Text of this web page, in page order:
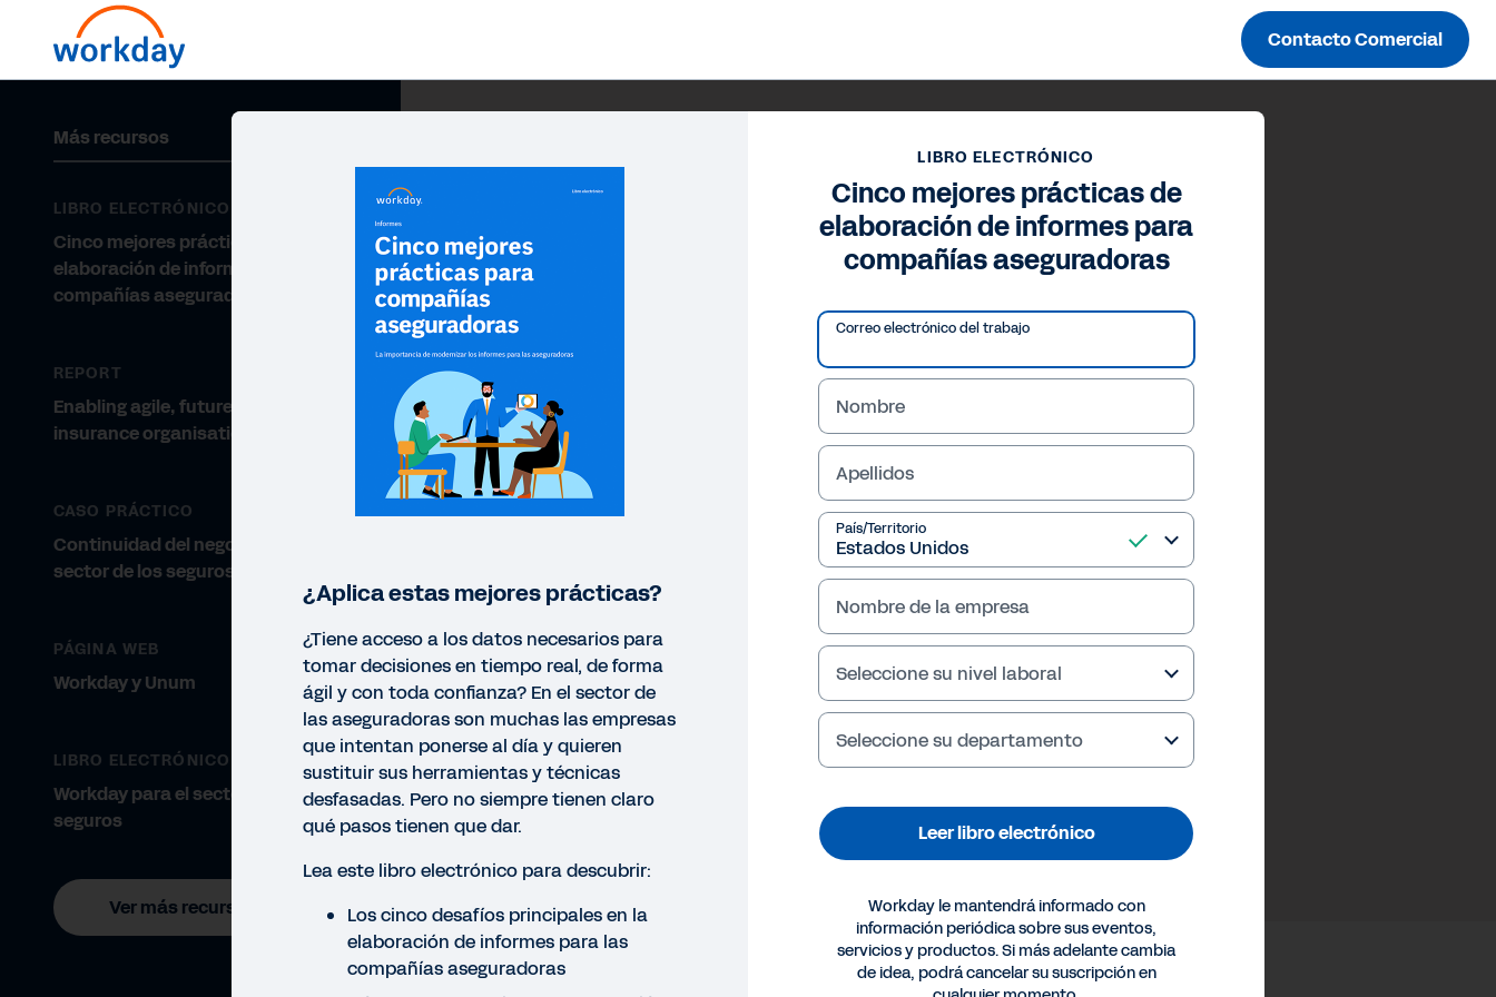
Contacto Comercial
LIBRO ELECTRÓNICO
Más recursos
LIBRO ELECTRÓNICO
Cinco mejores prácticas de
elaboración de informes para
compañías aseguradoras
REPORT
Enabling agile, future‐ready
insurance organisations
CASO PRÁCTICO
Continuidad del negocio para el
sector de los seguros
PÁGINA WEB
Workday y Unum
LIBRO ELECTRÓNICO
Workday para el sector de los
seguros
Ver más recursos
LIBRO ELECTRÓNICO
Cinco mejores prácticas de
elaboración de informes para
compañías aseguradoras
Correo electrónico del trabajo
Nombre
Apellidos
País/Territorio
Nombre de la empresa
Seleccione su nivel laboral
Seleccione su departamento
Leer libro electrónico
Workday le mantendrá informado con
información periódica sobre sus eventos,
servicios y productos. Si más adelante cambia
de idea, podrá cancelar su suscripción en
¿Aplica estas mejores prácticas?
¿Tiene acceso a los datos necesarios para
tomar decisiones en tiempo real, de forma
ágil y con toda confianza? En el sector de
las aseguradoras son muchas las empresas
que intentan ponerse al día y quieren
sustituir sus herramientas y técnicas
desfasadas. Pero no siempre tienen claro
qué pasos tienen que dar.
Lea este libro electrónico para descubrir:
Los cinco desafíos principales en la
elaboración de informes para las
compañías aseguradoras